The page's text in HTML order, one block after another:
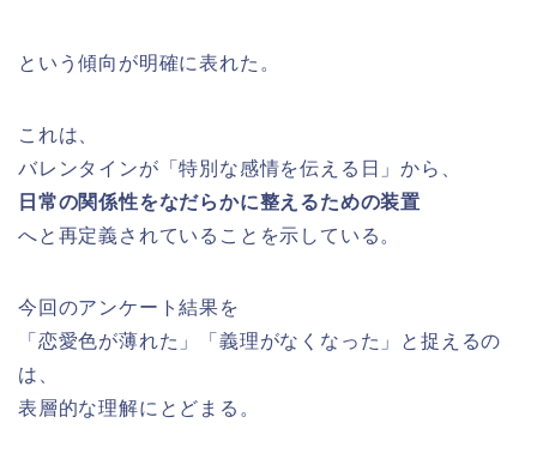
という傾向が明確に表れた。
これは、
バレンタインが「特別な感情を伝える日」から、
日常の関係性をなだらかに整えるための装置
へと再定義されていることを示している。
今回のアンケート結果を
「恋愛色が薄れた」「義理がなくなった」と捉えるの
は、
表層的な理解にとどまる。